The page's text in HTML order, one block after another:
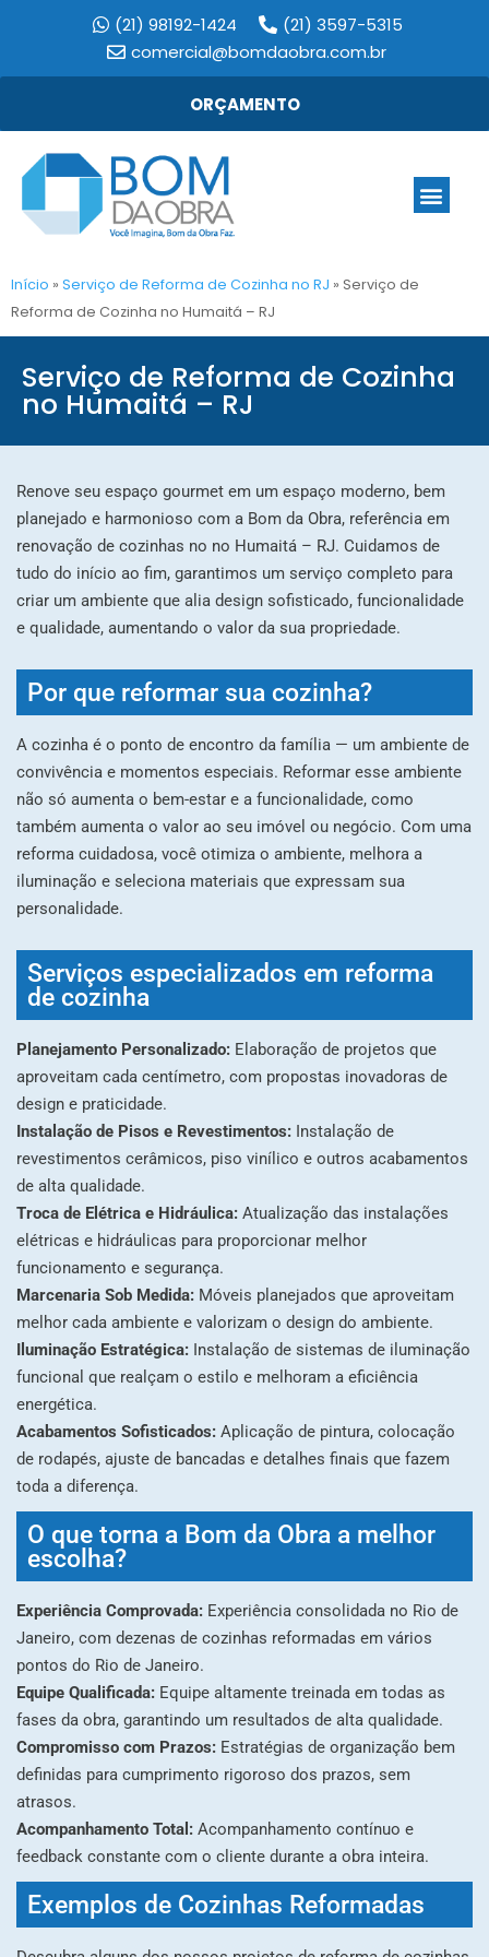
(21) 98192-1424
(21) 3597-5315
comercial@bomdaobra.com.br
ORÇAMENTO
Início » Serviço de Reforma de Cozinha no RJ » Serviço de
Reforma de Cozinha no Humaitá – RJ
Serviço de Reforma de Cozinha
no Humaitá – RJ
Renove seu espaço gourmet em um espaço moderno, bem
planejado e harmonioso com a Bom da Obra, referência em
renovação de cozinhas no no Humaitá – RJ. Cuidamos de
tudo do início ao fim, garantimos um serviço completo para
criar um ambiente que alia design sofisticado, funcionalidade
e qualidade, aumentando o valor da sua propriedade.
Por que reformar sua cozinha?
A cozinha é o ponto de encontro da família — um ambiente de
convivência e momentos especiais. Reformar esse ambiente
não só aumenta o bem-estar e a funcionalidade, como
também aumenta o valor ao seu imóvel ou negócio. Com uma
reforma cuidadosa, você otimiza o ambiente, melhora a
iluminação e seleciona materiais que expressam sua
personalidade.
Serviços especializados em reforma
de cozinha
Planejamento Personalizado: Elaboração de projetos que
aproveitam cada centímetro, com propostas inovadoras de
design e praticidade.
Instalação de Pisos e Revestimentos: Instalação de
revestimentos cerâmicos, piso vinílico e outros acabamentos
de alta qualidade.
Troca de Elétrica e Hidráulica: Atualização das instalações
elétricas e hidráulicas para proporcionar melhor
funcionamento e segurança.
Marcenaria Sob Medida: Móveis planejados que aproveitam
melhor cada ambiente e valorizam o design do ambiente.
Iluminação Estratégica: Instalação de sistemas de iluminação
funcional que realçam o estilo e melhoram a eficiência
energética.
Acabamentos Sofisticados: Aplicação de pintura, colocação
de rodapés, ajuste de bancadas e detalhes finais que fazem
toda a diferença.
O que torna a Bom da Obra a melhor
escolha?
Experiência Comprovada: Experiência consolidada no Rio de
Janeiro, com dezenas de cozinhas reformadas em vários
pontos do Rio de Janeiro.
Equipe Qualificada: Equipe altamente treinada em todas as
fases da obra, garantindo um resultados de alta qualidade.
Compromisso com Prazos: Estratégias de organização bem
definidas para cumprimento rigoroso dos prazos, sem
atrasos.
Acompanhamento Total: Acompanhamento contínuo e
feedback constante com o cliente durante a obra inteira.
Exemplos de Cozinhas Reformadas